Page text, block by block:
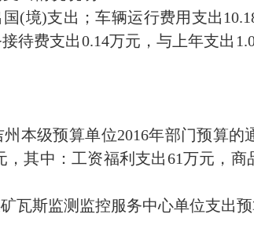
(境)支出；车辆运行费用支出
待费支出0.14万元，与上年支出
本级预算单位2016年部门预算的
其中：工资福利支出61万元，
瓦斯监测监控服务中心单位支出